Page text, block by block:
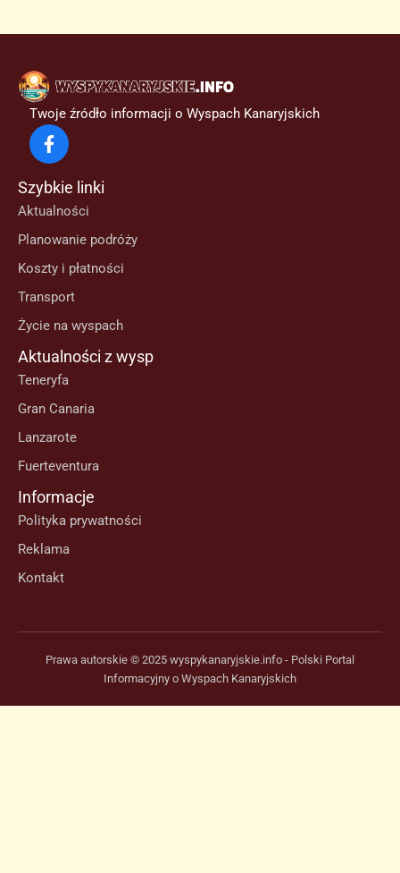
Twoje źródło informacji o Wyspach Kanaryjskich
Szybkie linki
Aktualności
Planowanie podróży
Koszty i płatności
Transport
Życie na wyspach
Aktualności z wysp
Teneryfa
Gran Canaria
Lanzarote
Fuerteventura
Informacje
Polityka prywatności
Reklama
Kontakt
Prawa autorskie © 2025 wyspykanaryjskie.info - Polski Portal
Informacyjny o Wyspach Kanaryjskich